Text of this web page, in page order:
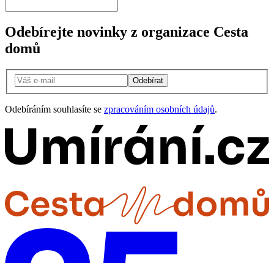
Odebírejte novinky z organizace Cesta
domů
Odebírat
Odebíráním souhlasíte se zpracováním osobních údajů.